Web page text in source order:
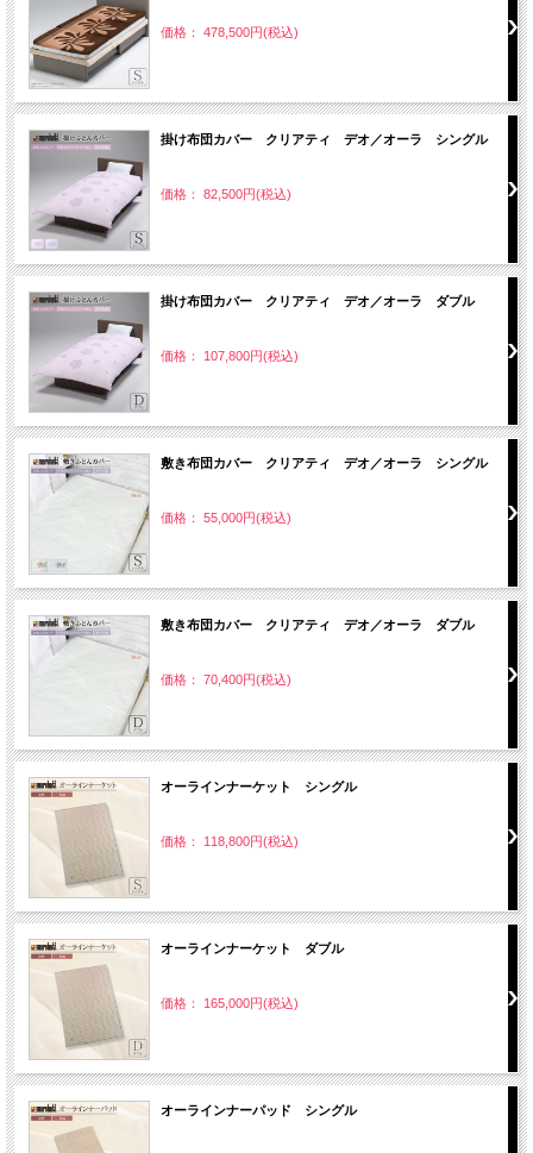
価格： 478,500円(税込)
掛け布団カバー クリアティ デオ／オーラ シングル
価格： 82,500円(税込)
掛け布団カバー クリアティ デオ／オーラ ダブル
価格： 107,800円(税込)
敷き布団カバー クリアティ デオ／オーラ シングル
価格： 55,000円(税込)
敷き布団カバー クリアティ デオ／オーラ ダブル
価格： 70,400円(税込)
オーラインナーケット シングル
価格： 118,800円(税込)
オーラインナーケット ダブル
価格： 165,000円(税込)
オーラインナーパッド シングル